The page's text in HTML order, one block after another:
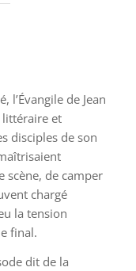
l’Évangile de Jean
et
disciples de son
scène, de camper
chargé
la tension
final.
dit de la